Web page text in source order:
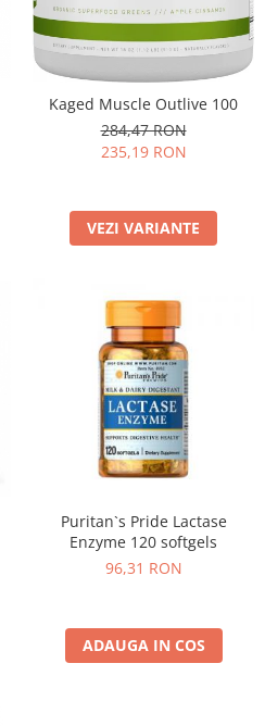
Kaged Muscle Outlive 100
284,47 RON
235,19 RON
VEZI VARIANTE
Puritan`s Pride Lactase
Enzyme 120 softgels
96,31 RON
ADAUGA IN COS